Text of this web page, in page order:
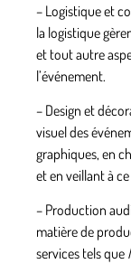
– Logistique et
la logistique
et tout autre
l’événement.
– Design et
visuel des
graphiques, en
et en veillant à
– Production
matière de
services tels que